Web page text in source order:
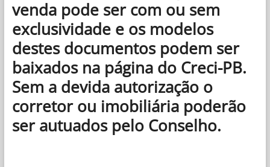
venda pode ser com ou sem
exclusividade e os modelos
destes documentos podem ser
baixados na página do Creci-PB.
Sem a devida autorização o
corretor ou imobiliária poderão
ser autuados pelo Conselho.